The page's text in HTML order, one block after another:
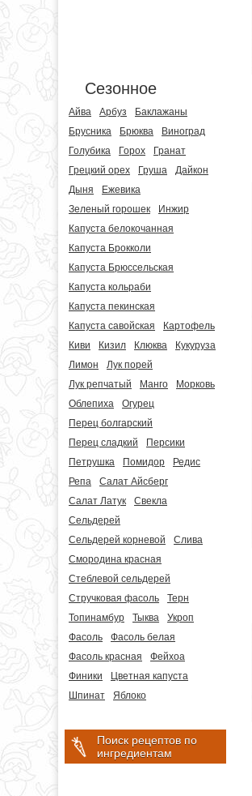
Сезонное
Айва Арбуз
Баклажаны
Брусника
Брюква
Виноград
Голубика
Горох
Гранат
Грецкий орех
Груша
Дайкон
Дыня
Ежевика
Зеленый горошек
Инжир
Капуста белокочанная
Капуста Брокколи
Капуста Брюссельская
Капуста кольраби
Капуста пекинская
Капуста савойская
Картофель
Киви
Кизил Клюква
Кукуруза
Лимон
Лук порей
Лук репчатый
Манго
Морковь
Облепиха
Огурец
Перец болгарский
Перец сладкий
Персики
Петрушка
Помидор
Редис
Репа
Салат Айсберг
Салат Латук
Свекла
Сельдерей
Сельдерей корневой
Слива
Смородина красная
Стеблевой сельдерей
Стручковая фасоль
Терн
Топинамбур
Тыква
Укроп
Фасоль
Фасоль белая
Фасоль красная
Фейхоа
Финики
Цветная капуста
Шпинат
Яблоко
Поиск рецептов по
ингредиентам